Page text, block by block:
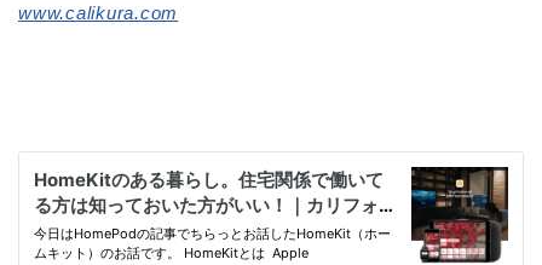
www.calikura.com